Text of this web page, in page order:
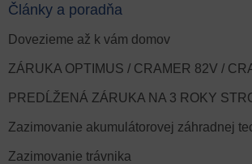
Články a poradňa
Dovezieme až k vám domov
ZÁRUKA OPTIMUS / CRAMER 82V /
PREDĹŽENÁ ZÁRUKA NA 3 ROKY
Zazimovanie akumulátorovej záhradnej
Zazimovanie trávnika